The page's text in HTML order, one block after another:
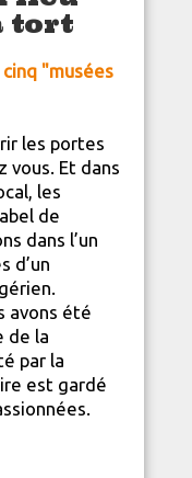
tort
"musées
les portes
vous. Et dans
les
de
dans l’un
d’un
avons été
de la
par la
est gardé